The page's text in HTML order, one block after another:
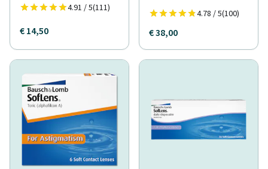
4.91 / 5(111)
€ 14,50
4.78 / 5(100)
€ 38,00